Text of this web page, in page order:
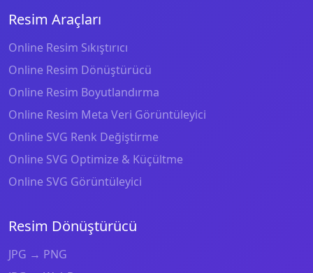
Resim Araçları
Online Resim Sıkıştırıcı
Online Resim Dönüştürücü
Online Resim Boyutlandırma
Online Resim Meta Veri Görüntüleyici
Online SVG Renk Değiştirme
Online SVG Optimize & Küçültme
Online SVG Görüntüleyici
Resim Dönüştürücü
JPG → PNG